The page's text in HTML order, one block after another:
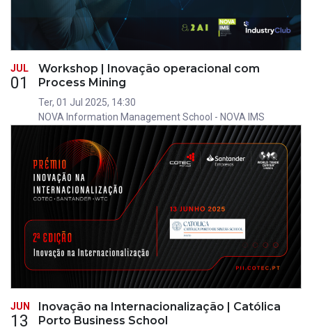
JUL
01
Workshop | Inovação operacional com
Process Mining
Ter, 01 Jul 2025, 14:30
NOVA Information Management School - NOVA IMS
JUN
13
Inovação na Internacionalização | Católica
Porto Business School